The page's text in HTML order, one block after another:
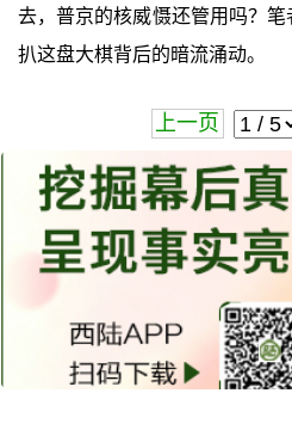
去，普京的核威慑还管用吗？
扒这盘大棋背后的暗流涌动。
上一页